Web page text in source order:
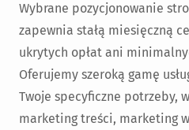
Wybrane pozycjonowanie
zapewnia stałą miesięczną
ukrytych opłat ani
Oferujemy szeroką gamę
Twoje specyficzne potrzeby,
marketing treści, marketing